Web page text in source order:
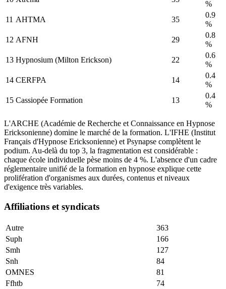
%
11 AHTMA 35
0.9
%
12 AFNH 29
0.8
%
13 Hypnosium (Milton Erickson) 22
0.6
%
14 CERFPA 14
0.4
%
15 Cassiopée Formation 13
0.4
%
L'ARCHE (Académie de Recherche et Connaissance en Hypnose
Ericksonienne) domine le marché de la formation. L'IFHE (Institut
Français d'Hypnose Ericksonienne) et Psynapse complètent le
podium. Au-delà du top 3, la fragmentation est considérable :
chaque école individuelle pèse moins de 4 %. L'absence d'un cadre
réglementaire unifié de la formation en hypnose explique cette
prolifération d'organismes aux durées, contenus et niveaux
d'exigence très variables.
Affiliations et syndicats
Autre
363
Suph
166
Smh
127
Snh
84
OMNES
81
Ffhtb
74